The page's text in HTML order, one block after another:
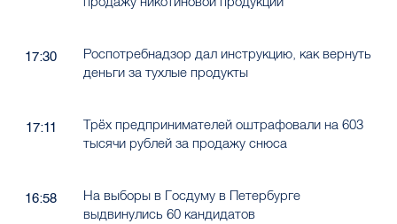
17:30
Роспотребнадзор дал инструкцию, как вернуть
деньги за тухлые продукты
17:11
Трёх предпринимателей оштрафовали на 603
тысячи рублей за продажу снюса
16:58
На выборы в Госдуму в Петербурге
выдвинулись 60 кандидатов